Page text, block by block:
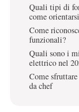
Quali tipi di
come
Come
funzionali?
Quali sono i
elettrico nel
Come
da chef